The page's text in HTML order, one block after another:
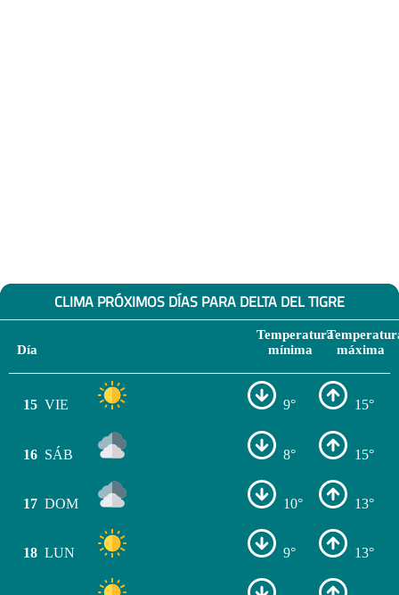
CLIMA PRÓXIMOS DÍAS PARA DELTA DEL TIGRE
Día
Temperatura
mínima
máxima
15 VIE 9° 15°
16 SÁB 8° 15°
17 DOM 10° 13°
18 LUN 9° 13°